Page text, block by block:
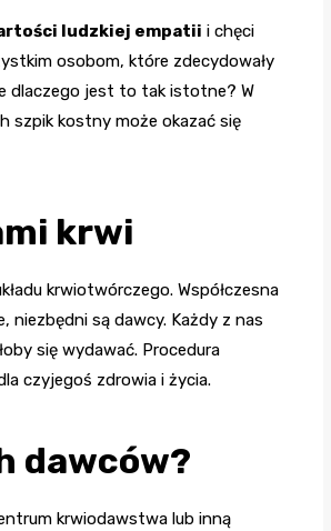
ludzkiej empatii i chęci
osobom, które zdecydowały
dlaczego jest to tak istotne? W
szpik kostny może okazać się
krwi
krwiotwórczego. Współczesna
niezbędni są dawcy. Każdy z nas
się wydawać. Procedura
czyjegoś zdrowia i życia.
dawców?
krwiodawstwa lub inną